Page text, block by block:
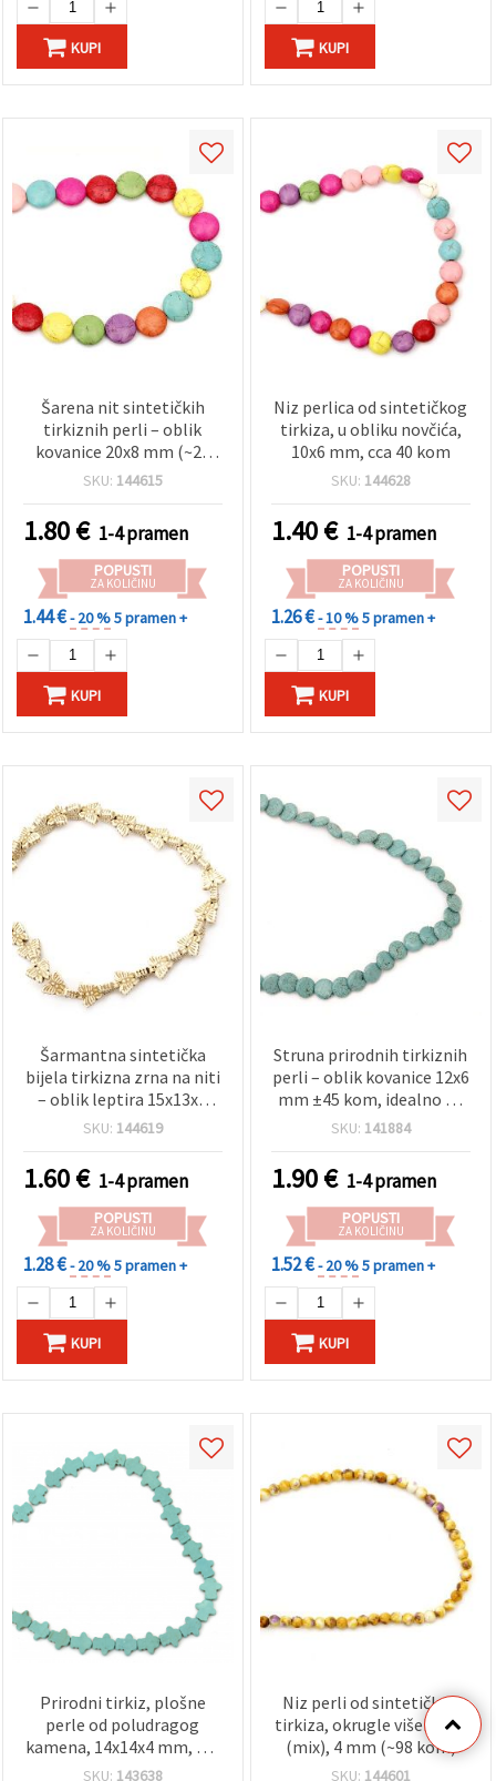
KUPI KUPI
Šarena nit sintetičkih
tirkiznih perli – oblik
kovanice 20x8 mm (~21
kom), za izradu
nakita DIY
SKU: 144615
1.80€ 1-4 pramen
POPUSTI
ZA KOLIČINU
1.44 €- 20 %5 pramen +
KUPI
Niz perlica od sintetičkog
tirkiza, u obliku novčića,
10x6 mm, cca 40 kom
SKU: 144628
1.40€ 1-4 pramen
POPUSTI
ZA KOLIČINU
1.26 €- 10 %5 pramen +
KUPI
Šarmantna sintetička
bijela tirkizna zrna na niti
– oblik leptira 15x13x4
mm (~36 kom), idealno za
hobby izradu
SKU: 144619
1.60€ 1-4 pramen
POPUSTI
ZA KOLIČINU
1.28 €- 20 %5 pramen +
KUPI
Struna prirodnih tirkiznih
perli – oblik kovanice 12x6
mm ±45 kom, idealno za
jedinstveni i moderni DIY
SKU: 141884
1.90€ 1-4 pramen
POPUSTI
ZA KOLIČINU
1.52 €- 20 %5 pramen +
KUPI
Prirodni tirkiz, plošne
perle od poludragog
kamena, 14x14x4 mm, niz
oko 30 kom - DIY
SKU: 143638
Niz perli od sintetičkog
tirkiza, okrugle višebojne
(mix), 4 mm (~98 kom)
SKU: 144601